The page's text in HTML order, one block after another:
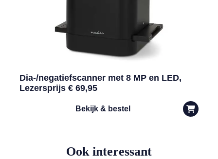
Dia-/negatiefscanner met 8 MP en LED,
Lezersprijs € 69,95
Bekijk & bestel
Ook interessant